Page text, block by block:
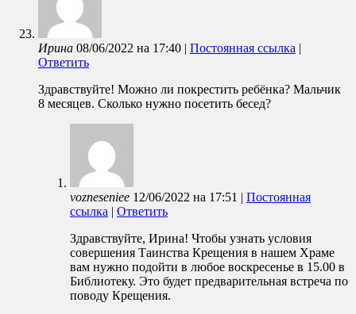
Ирина 08/06/2022 на 17:40 | Постоянная ссылка |
Ответить
Здравствуйте! Можно ли покрестить ребёнка? Мальчик
8 месяцев. Сколько нужно посетить бесед?
vozneseniee 12/06/2022 на 17:51 | Постоянная
ссылка | Ответить
Здравствуйте, Ирина! Чтобы узнать условия
совершения Таинства Крещения в нашем Храме
вам нужно подойти в любое воскресенье в 15.00 в
Библиотеку. Это будет предварительная встреча по
поводу Крещения.